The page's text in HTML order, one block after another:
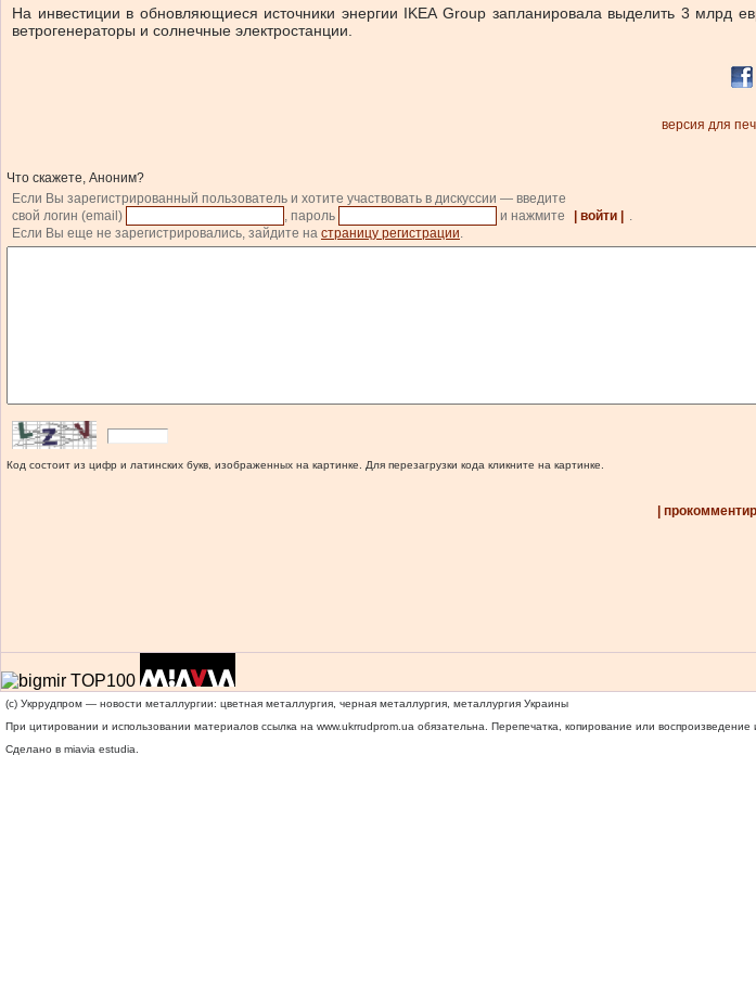
На инвестиции в обновляющиеся источники энергии IKEA Group запланировала выделить 3
ветрогенераторы и солнечные электростанции.
версия для
Что скажете, Аноним?
Если Вы зарегистрированный пользователь и хотите участвовать в дискуссии — введите
свой логин (email)
, пароль и нажмите | войти |
.
Если Вы еще не зарегистрировались, зайдите на страницу регистрации.
Код состоит из цифр и латинских букв, изображенных на картинке. Для перезагрузки кода кликните на картинке.
|
(c) Укррудпром — новости металлургии: цветная металлургия, черная металлургия, металлургия Украины
При цитировании и использовании материалов ссылка на www.ukrrudprom.ua обязательна. Перепечатка, копирование или
Сделано в miavia estudia.